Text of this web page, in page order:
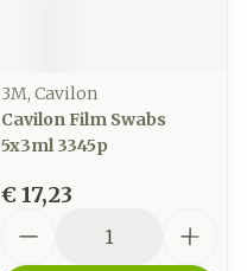
3M, Cavilon
Cavilon Film Swabs
5x3ml 3345p
€ 17,23